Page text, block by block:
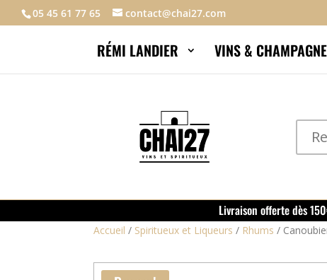
05 45 61 77 65 contact@chai27.com
RÉMI LANDIER VINS &
Livraison offerte dès
Accueil / Spiritueux et Liqueurs / Rhums /